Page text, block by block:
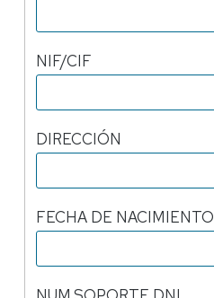
NIF/CIF
DIRECCIÓN
FECHA DE NACIMIENTO